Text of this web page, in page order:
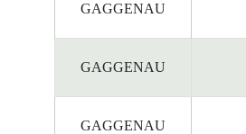
GAGGENAU
GAGGENAU
GAGGENAU